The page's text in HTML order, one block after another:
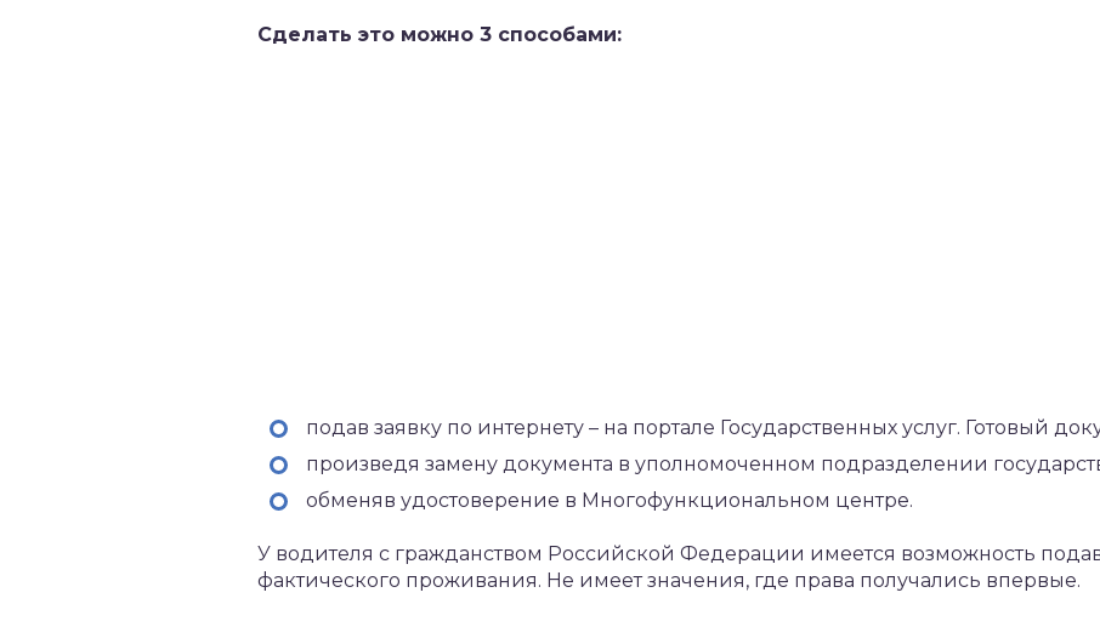
Сделать это можно 3 способами:
подав заявку по интернету – на портале Государственных услуг. Готовый
произведя замену документа в уполномоченном подразделении
обменяв удостоверение в Многофункциональном центре.
У водителя с гражданством Российской Федерации имеется возможность
фактического проживания. Не имеет значения, где права получались впервые.